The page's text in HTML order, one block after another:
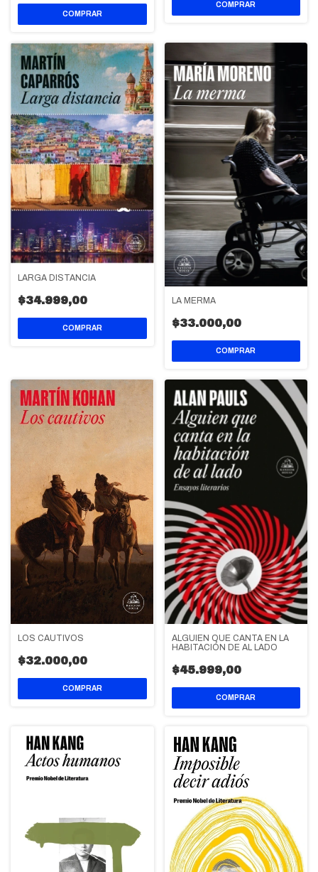
LARGA DISTANCIA
$34.999,00 LA MERMA
$33.000,00
LOS CAUTIVOS
$32.000,00
ALGUIEN QUE CANTA EN LA
HABITACIÓN DE AL LADO
$45.999,00